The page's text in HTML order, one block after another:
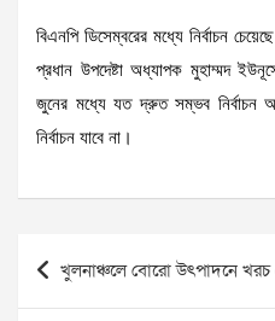
বিএনপি ডিসেম্বরের মধ্যে নির্বাচন
প্রধান উপদেষ্টা অধ্যাপক মুহাম্মদ
জুনের মধ্যে যত দ্রুত সম্ভব নির্বাচন
নির্বাচন যাবে না।
Post
navigation
খুলনাঞ্চলে বোরো উৎপাদনে খরচ